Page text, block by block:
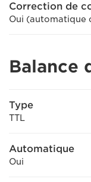
Correction de
Oui (automatique
Balance
Type
TTL
Automatique
Oui